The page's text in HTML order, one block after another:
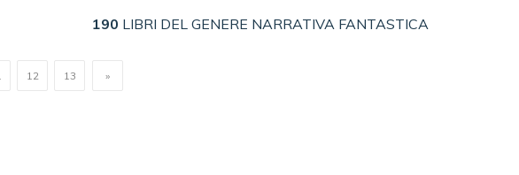
190 LIBRI DEL GENERE NARRATIVA FANTASTICA
»
12 13